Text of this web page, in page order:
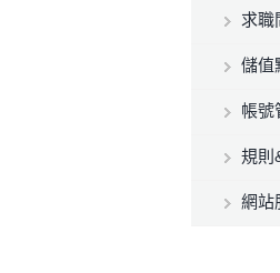
求職
儲值
帳號
規則
網站